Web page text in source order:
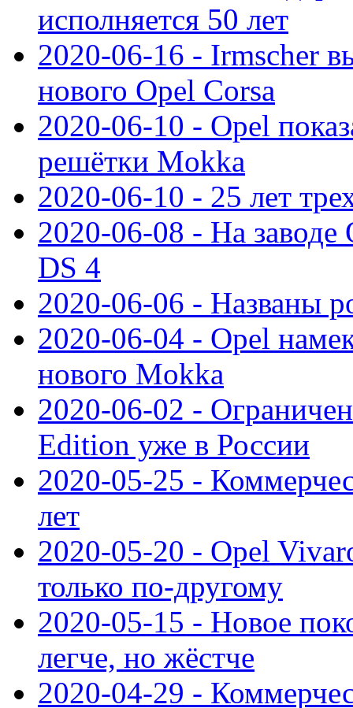
исполняется 50 лет
2020-06-16 - Irmscher
нового Opel Corsa
2020-06-10 - Opel
решётки Mokka
2020-06-10 - 25 лет
2020-06-08 - На заводе
DS 4
2020-06-06 - Названы
2020-06-04 - Opel
нового Mokka
2020-06-02 -
Edition уже в России
2020-05-25 -
лет
2020-05-20 - Opel
только по-другому
2020-05-15 - Новое
легче, но жёстче
2020-04-29 -